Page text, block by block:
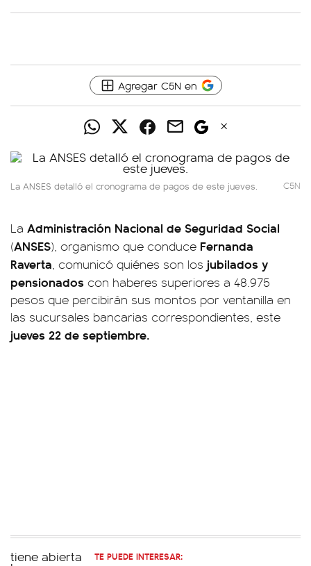
Agregar C5N en
La ANSES detalló el cronograma de pagos de este jueves. C5N
La Administración Nacional de Seguridad Social
(ANSES), organismo que conduce Fernanda
Raverta, comunicó quiénes son los jubilados y
pensionados con haberes superiores a 48.975
pesos que percibirán sus montos por ventanilla en
las sucursales bancarias correspondientes, este
jueves 22 de septiembre.
TE PUEDE INTERESAR: